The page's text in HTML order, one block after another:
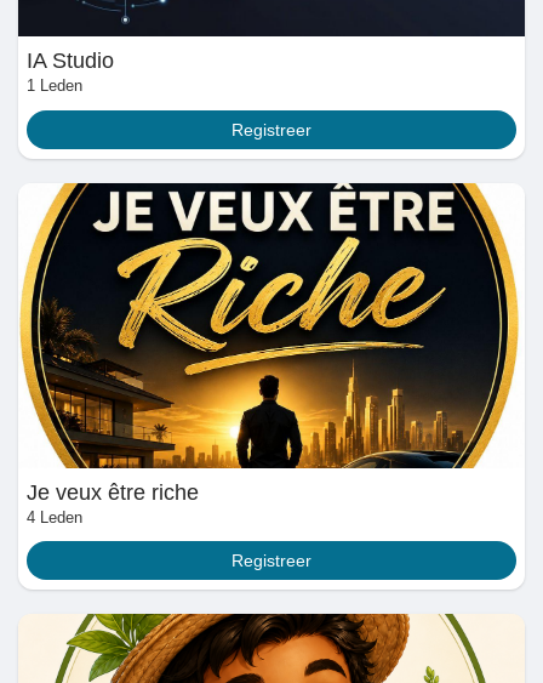
Offers
Maak pagina
Jobs
gebruikerslijst
Courses
gebruikerslijst
Forums
Movies
IA Studio
1 Leden
Registreer
Je veux être riche
4 Leden
Registreer